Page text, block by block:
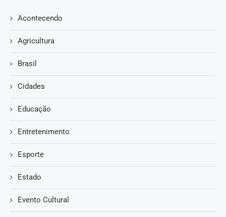
Acontecendo
Agricultura
Brasil
Cidades
Educação
Entretenimento
Esporte
Estado
Evento Cultural